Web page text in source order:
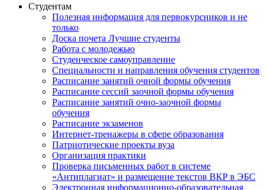
Студентам
Полезная информация для первокурсников и не
только
Доска почета Лучшие студенты
Работа с молодежью
Студенческое самоуправление
Специальности и направления обучения студентов
Расписание занятий очной формы обучения
Расписание сессий заочной формы обучения
Расписание занятий очно-заочной формы
обучения
Расписание экзаменов
Интернет-тренажеры в сфере образования
Патриотические проекты вуза
Организация практики
Проверка письменных работ в системе
«Антиплагиат» и размещение текстов ВКР в ЭБС
Электронная информационно-образовательная